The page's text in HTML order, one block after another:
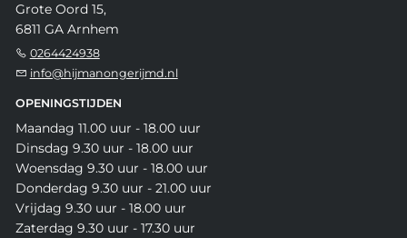
Grote Oord 15,
6811 GA Arnhem
0264424938
info@hijmanongerijmd.nl
OPENINGSTIJDEN
Maandag 11.00 uur - 18.00 uur
Dinsdag 9.30 uur - 18.00 uur
Woensdag 9.30 uur - 18.00 uur
Donderdag 9.30 uur - 21.00 uur
Vrijdag 9.30 uur - 18.00 uur
Zaterdag 9.30 uur - 17.30 uur